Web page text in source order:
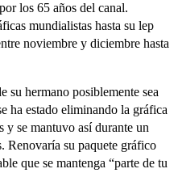
los 65 años del canal.
mundialistas hasta su lep
noviembre y diciembre hasta
su hermano posiblemente sea
ha estado eliminando la gráfica
y se mantuvo así durante un
Renovaría su paquete gráfico
que se mantenga “parte de tu